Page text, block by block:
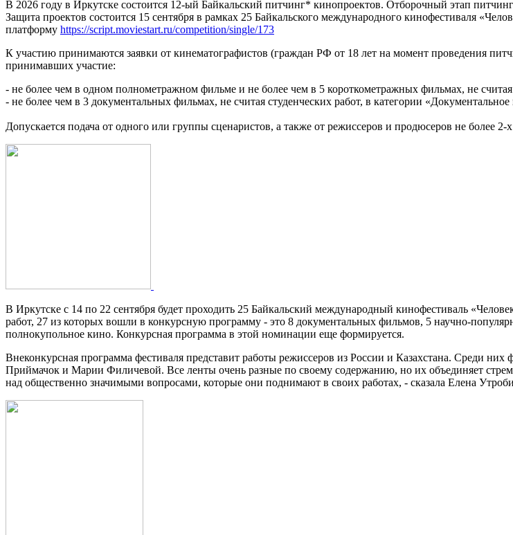
В 2026 году в Иркутске состоится 12-ый Байкальский питчинг* кинопроектов. Отборочный этап
Защита проектов состоится 15 сентября в рамках 25 Байкальского международного кинофестиваля
платформу https://script.moviestart.ru/competition/single/173
К участию принимаются заявки от кинематографистов (граждан РФ от 18 лет на момент проведения
принимавших участие:
- не более чем в одном полнометражном фильме и не более чем в 5 короткометражных фильмах, не
- не более чем в 3 документальных фильмах, не считая студенческих работ, в категории «Документальное
Допускается подача от одного или группы сценаристов, а также от режиссеров и продюсеров не более 2-х
В Иркутске с 14 по 22 сентября будет проходить 25 Байкальский международный кинофестиваль
работ, 27 из которых вошли в конкурсную программу - это 8 документальных фильмов, 5 научно-
полнокупольное кино. Конкурсная программа в этой номинации еще формируется.
Внеконкурсная программа фестиваля представит работы режиссеров из России и Казахстана. Среди
Приймачок и Марии Филичевой. Все ленты очень разные по своему содержанию, но их объединяет
над общественно значимыми вопросами, которые они поднимают в своих работах, - сказала Елена